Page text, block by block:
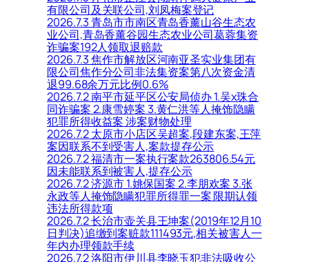
有限公司及关联公司,刘凤梅案登记
2026.7.3 青岛市市南区青岛香薰山谷生态农
业公司,青岛香薰谷园生态农业公司葛蓉集资
诈骗案192人领取退赔款
2026.7.3 焦作市解放区河南亚圣实业集团有
限公司焦作分公司非法集资案第八次资金清
退99.68余万元比例0.6%
2026.7.2 南平市延平区公安局侦办 1.吴x珠合
同诈骗案 2.康雪婷案 3.黄仁洪等人掩饰隐瞒
犯罪所得收益案 涉案财物处理
2026.7.2 太原市小店区吴超案,段建东案,王萍
案因联系不到受害人,案款提存公示
2026.7.2 福清市一案执行案款263806.54元
因未能联系到被害人,提存公示
2026.7.2 济源市 1.姚保国案 2.李朋欢案 3.张
永政等人掩饰隐瞒犯罪所得罪一案 限期认领
违法所得款项
2026.7.2 长治市壶关县王坤案(2019年12月10
日判决)追缴到案赃款111493元,相关被害人一
年内办理领款手续
2026.7.2 洛阳市伊川县李晓玉犯非法吸收公